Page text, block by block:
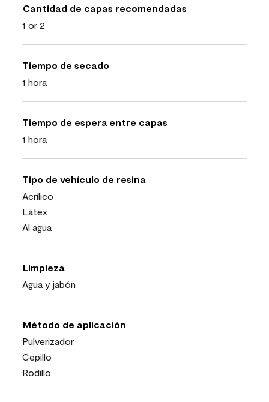
Cantidad de capas recomendadas
1 or 2
Tiempo de secado
1 hora
Tiempo de espera entre capas
1 hora
Tipo de vehículo de resina
Acrílico
Látex
Al agua
Limpieza
Agua y jabón
Método de aplicación
Pulverizador
Cepillo
Rodillo